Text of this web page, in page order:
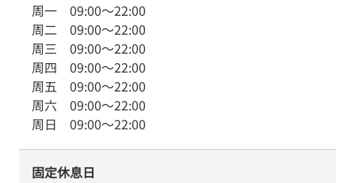
周一 09:00～22:00
周二 09:00～22:00
周三 09:00～22:00
周四 09:00～22:00
周五 09:00～22:00
周六 09:00～22:00
周日 09:00～22:00
固定休息日